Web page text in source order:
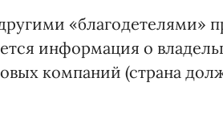
«благодетелями»
информация о
компаний (страна